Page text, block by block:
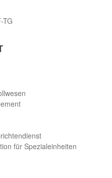
TG
für Spezialeinheiten